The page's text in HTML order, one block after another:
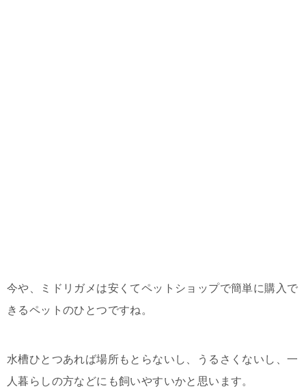
今や、ミドリガメは安くてペットショップで簡単に購入で
きるペットのひとつですね。
水槽ひとつあれば場所もとらないし、うるさくないし、一
人暮らしの方などにも飼いやすいかと思います。